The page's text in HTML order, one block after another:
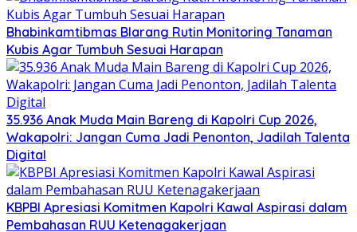
Bhabinkamtibmas Blarang Rutin Monitoring Tanaman
Kubis Agar Tumbuh Sesuai Harapan
35.936 Anak Muda Main Bareng di Kapolri Cup 2026,
Wakapolri: Jangan Cuma Jadi Penonton, Jadilah Talenta
Digital
KBPBI Apresiasi Komitmen Kapolri Kawal Aspirasi dalam
Pembahasan RUU Ketenagakerjaan